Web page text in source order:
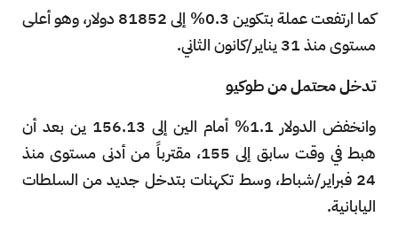
كما ارتفعت عملة بتكوين 0.3% إلى 81852 دولار، وهو أعلى
مستوى منذ 31 يناير/كانون الثاني.
تدخل محتمل من طوكيو
وانخفض الدولار 1.1% أمام الين إلى 156.13 ين بعد أن
هبط في وقت سابق إلى 155، مقترباً من أدنى مستوى منذ
24 فبراير/شباط، وسط تكهنات بتدخل جديد من السلطات
اليابانية.